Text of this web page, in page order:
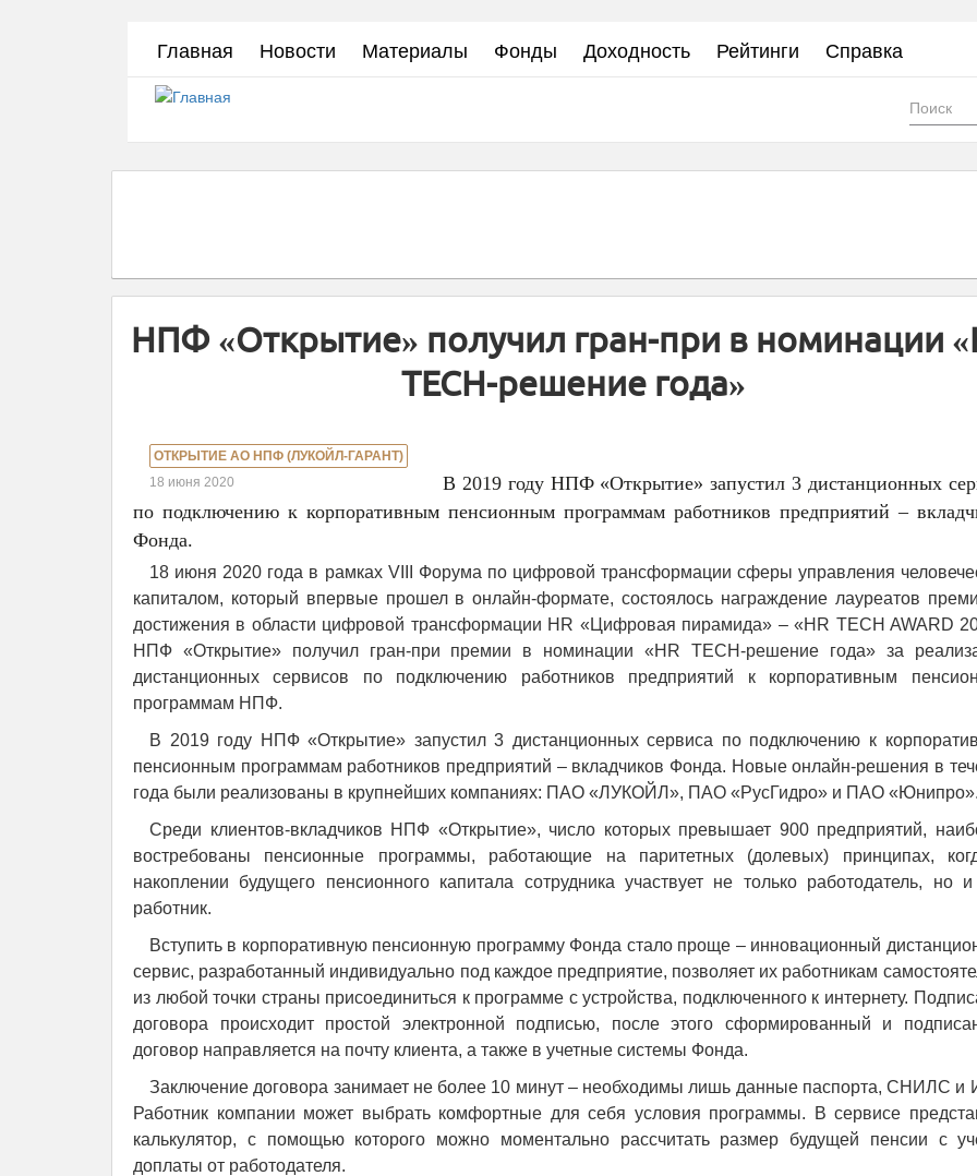
Главная Новости Материалы Фонды Доходность Рейтинги Справка
НПФ «Открытие» получил гран-при в номинации
TECH-решение года»
ОТКРЫТИЕ АО НПФ (ЛУКОЙЛ-ГАРАНТ)
18 июня 2020
В 2019 году НПФ «Открытие» запустил 3 дистанционных
по подключению к корпоративным пенсионным программам работников предприятий –
Фонда.
18 июня 2020 года в рамках VIII Форума по цифровой трансформации сферы управления
капиталом, который впервые прошел в онлайн-формате, состоялось награждение лауреатов
достижения в области цифровой трансформации HR «Цифровая пирамида» – «HR TECH AWARD
НПФ «Открытие» получил гран-при премии в номинации «HR TECH-решение года» за
дистанционных сервисов по подключению работников предприятий к корпоративным
программам НПФ.
В 2019 году НПФ «Открытие» запустил 3 дистанционных сервиса по подключению к
пенсионным программам работников предприятий – вкладчиков Фонда. Новые онлайн-решения в
года были реализованы в крупнейших компаниях: ПАО «ЛУКОЙЛ», ПАО «РусГидро» и ПАО «Юнипро».
Среди клиентов-вкладчиков НПФ «Открытие», число которых превышает 900 предприятий,
востребованы пенсионные программы, работающие на паритетных (долевых) принципах,
накоплении будущего пенсионного капитала сотрудника участвует не только работодатель, но
работник.
Вступить в корпоративную пенсионную программу Фонда стало проще – инновационный
сервис, разработанный индивидуально под каждое предприятие, позволяет их работникам
из любой точки страны присоединиться к программе с устройства, подключенного к интернету.
договора происходит простой электронной подписью, после этого сформированный и
договор направляется на почту клиента, а также в учетные системы Фонда.
Заключение договора занимает не более 10 минут – необходимы лишь данные паспорта, СНИЛС и
Работник компании может выбрать комфортные для себя условия программы. В сервисе
калькулятор, с помощью которого можно моментально рассчитать размер будущей пенсии с
доплаты от работодателя.